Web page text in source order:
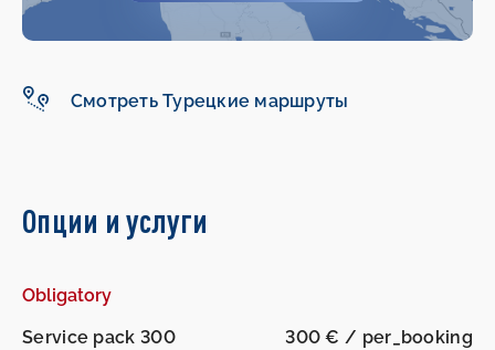
Смотреть Турецкие маршруты
Опции и услуги
Obligatory
Service pack 300
300 € / per_booking